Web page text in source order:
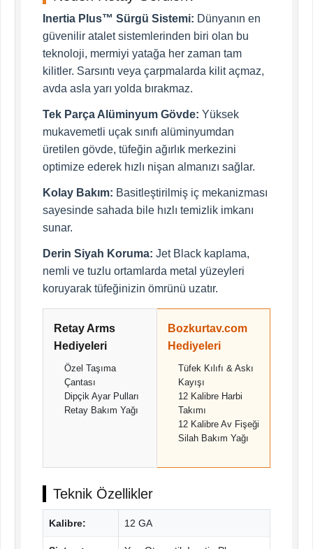
Inertia Plus™ Sürgü Sistemi: Dünyanın en
güvenilir atalet sistemlerinden biri olan bu
teknoloji, mermiyi yatağa her zaman tam
kilitler. Sarsıntı veya çarpmalarda kilit açmaz,
avda asla yarı yolda bırakmaz.
Tek Parça Alüminyum Gövde: Yüksek
mukavemetli uçak sınıfı alüminyumdan
üretilen gövde, tüfeğin ağırlık merkezini
optimize ederek hızlı nişan almanızı sağlar.
Kolay Bakım: Basitleştirilmiş iç mekanizması
sayesinde sahada bile hızlı temizlik imkanı
sunar.
Derin Siyah Koruma: Jet Black kaplama,
nemli ve tuzlu ortamlarda metal yüzeyleri
koruyarak tüfeğinizin ömrünü uzatır.
Retay Arms
Hediyeleri
Özel Taşıma
Çantası
Dipçik Ayar Pulları
Retay Bakım Yağı
Bozkurtav.com
Hediyeleri
Tüfek Kılıfı & Askı
Kayışı
12 Kalibre Harbi
Takımı
12 Kalibre Av Fişeği
Silah Bakım Yağı
Teknik Özellikler
Kalibre: 12 GA